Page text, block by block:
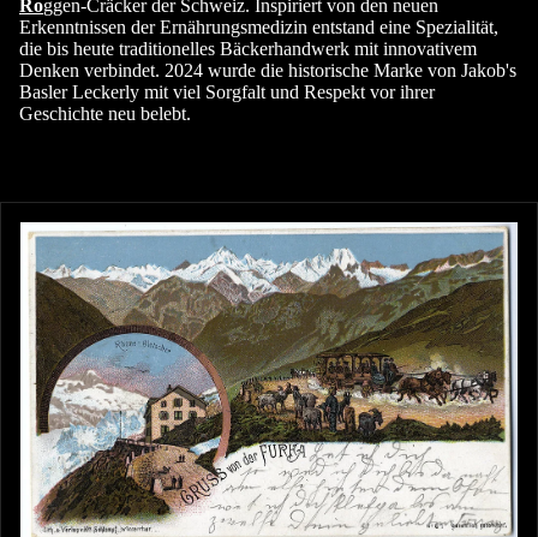
Roggen-Cräcker der Schweiz. Inspiriert von den neuen
Erkenntnissen der Ernährungsmedizin entstand eine Spezialität,
die bis heute traditionelles Bäckerhandwerk mit innovativem
Denken verbindet. 2024 wurde die historische Marke von Jakob's
Basler Leckerly mit viel Sorgfalt und Respekt vor ihrer
Geschichte neu belebt.